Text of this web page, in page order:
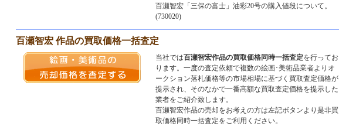
百瀬智宏「三保の富士」油彩20号の購入値段について。
(730020)
百瀬智宏 作品の買取価格一括査定
当社では百瀬智宏作品の買取価格同時一括査定を行ってお
ります。一度の査定依頼で複数の絵画･美術品業者よりオ
ークション落札価格等の市場相場に基づく買取査定価格が
提示され、そのなかで一番高額な買取査定価格を提示した
業者をご紹介致します。
百瀬智宏作品の売却をお考えの方は左記ボタンより是非買
取価格同時一括査定をご利用ください。